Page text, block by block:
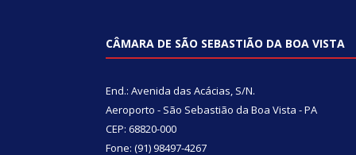
CÂMARA DE SÃO SEBASTIÃO DA BOA VISTA
End.: Avenida das Acácias, S/N.
Aeroporto - São Sebastião da Boa Vista - PA
CEP: 68820-000
Fone: (91) 98497-4267